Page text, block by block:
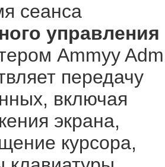
сеанса
управления
Ammyy
передачу
включая
экрана,
курсора,